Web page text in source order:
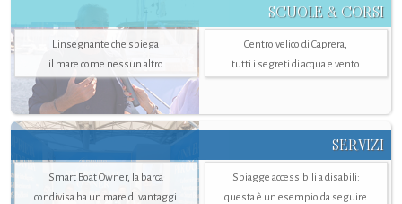
SCUOLE & CORSI
L'insegnante che spiega
il mare come nessun altro
Centro velico di Caprera,
tutti i segreti di acqua e vento
SERVIZI
Smart Boat Owner, la barca
condivisa ha un mare di vantaggi
Spiagge accessibili a disabili:
questa è un esempio da seguire